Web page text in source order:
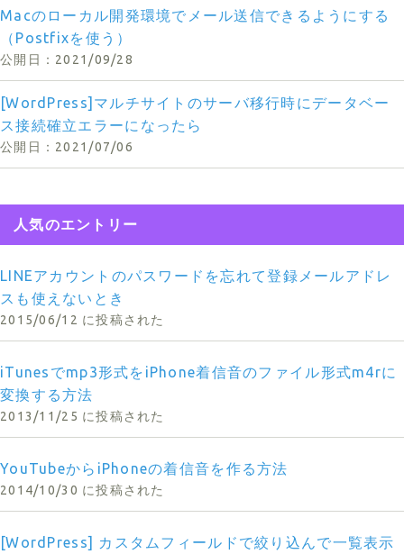
Macのローカル開発環境でメール送信できるようにする
（Postfixを使う）
2021/09/28
[WordPress]マルチサイトのサーバ移行時にデータベー
ス接続確立エラーになったら
2021/07/06
人気のエントリー
LINEアカウントのパスワードを忘れて登録メールアドレ
スも使えないとき
2015/06/12 に投稿された
iTunesでmp3形式をiPhone着信音のファイル形式m4rに
変換する方法
2013/11/25 に投稿された
YouTubeからiPhoneの着信音を作る方法
2014/10/30 に投稿された
[WordPress] カスタムフィールドで絞り込んで一覧表示